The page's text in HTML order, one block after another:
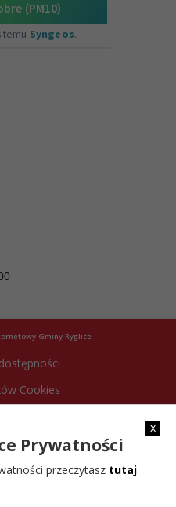
Gminy Ryglice
Cookies
x
Prywatności
przeczytasz tutaj